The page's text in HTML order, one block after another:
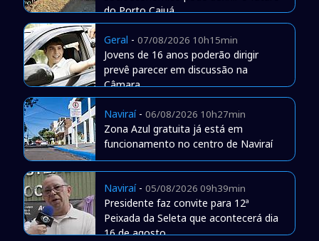
do Porto Caiuá
Geral - 07/08/2026 10h15min
Jovens de 16 anos poderão dirigir
prevê parecer em discussão na
Câmara
Naviraí- 06/08/2026 10h27min
Zona Azul gratuita já está em
funcionamento no centro de Naviraí
Naviraí- 05/08/2026 09h39min
Presidente faz convite para 12ª
Peixada da Seleta que acontecerá dia
16 de agosto